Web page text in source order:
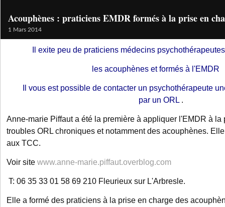
Acouphènes : praticiens EMDR formés à la prise en
1 Mars 2014
Il exite peu de praticiens médecins
les acouphènes et formés à
Il vous est possible de contacter un psychothérapeute
par un ORL.
Anne-marie Piffaut a été la première à appliquer l'EMDR à la
troubles ORL chroniques et notamment des acouphènes.
aux TCC.
Voir site www.anne-marie.piffaut.overblog.com
T: 06 35 33 01 58 69 210 Fleurieux sur L'Arbresle.
Elle a formé des praticiens à la prise en charge des